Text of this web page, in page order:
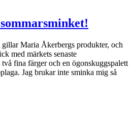
Maria Åkerbergs produkter, och
med märkets senaste
fina färger och en ögonskuggspalett
Jag brukar inte sminka mig så